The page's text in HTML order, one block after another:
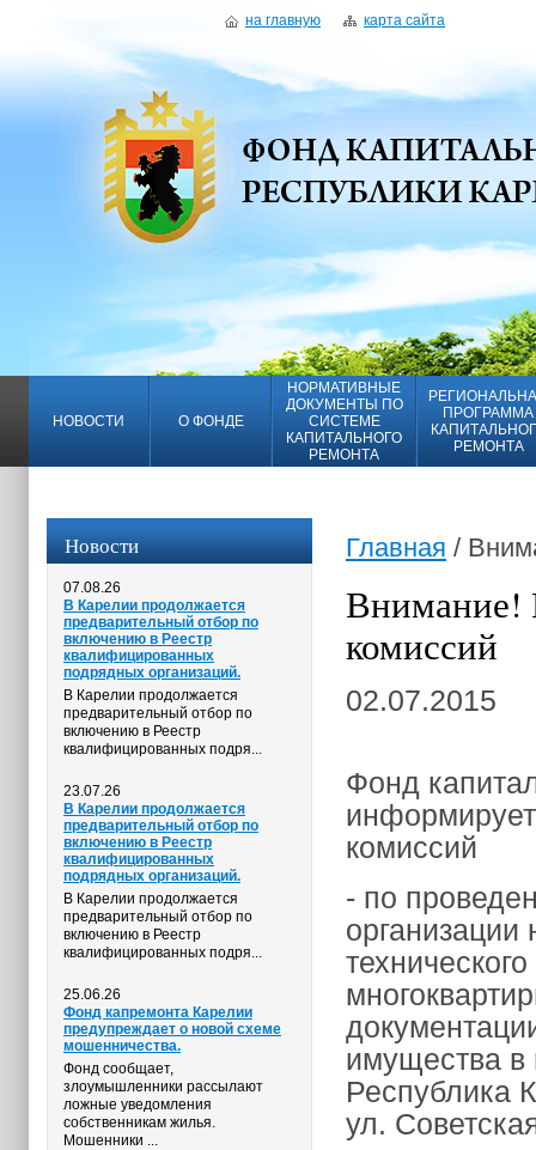
на главную карта сайта
НОВОСТИ О ФОНДЕ
НОРМАТИВНЫЕ
ДОКУМЕНТЫ ПО
СИСТЕМЕ
КАПИТАЛЬНОГО
РЕМОНТА
ПРОГРАММА
РЕМОНТА
Новости
07.08.26
В Карелии продолжается
предварительный отбор по
включению в Реестр
квалифицированных
подрядных организаций.
В Карелии продолжается
предварительный отбор по
включению в Реестр
квалифицированных подря...
23.07.26
В Карелии продолжается
предварительный отбор по
включению в Реестр
квалифицированных
подрядных организаций.
В Карелии продолжается
предварительный отбор по
включению в Реестр
квалифицированных подря...
25.06.26
Фонд капремонта Карелии
предупреждает о новой схеме
мошенничества.
Фонд сообщает,
злоумышленники рассылают
ложные уведомления
собственникам жилья.
Мошенники ...
Главная /
Внимание!
комиссий
02.07.2015
Фонд
комиссий
- по
имущества в
Республика
ул.